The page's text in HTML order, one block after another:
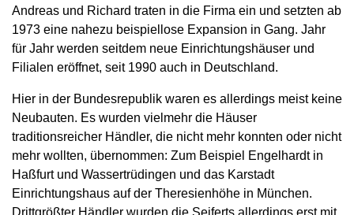
Andreas und Richard traten in die Firma ein und setzten ab
1973 eine nahezu beispiellose Expansion in Gang. Jahr
für Jahr werden seitdem neue Einrichtungshäuser und
Filialen eröffnet, seit 1990 auch in Deutschland.
Hier in der Bundesrepublik waren es allerdings meist keine
Neubauten. Es wurden vielmehr die Häuser
traditionsreicher Händler, die nicht mehr konnten oder nicht
mehr wollten, übernommen: Zum Beispiel Engelhardt in
Haßfurt und Wassertrüdingen und das Karstadt
Einrichtungshaus auf der Theresienhöhe in München.